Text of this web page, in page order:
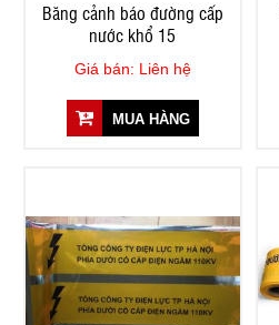
Băng cảnh báo đường cấp
nước khổ 15
Giá bán: Liên hệ
MUA HÀNG